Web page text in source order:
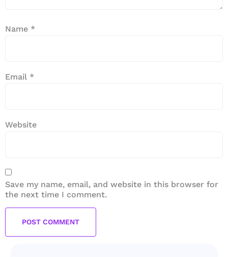
Name *
Email *
Website
Save my name, email, and website in this browser for
the next time I comment.